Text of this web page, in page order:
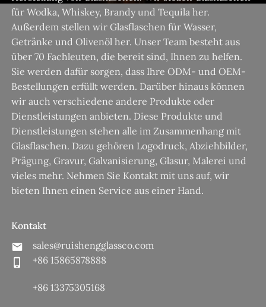
für Wodka, Whiskey, Brandy und Tequila her.
Außerdem stellen wir Glasflaschen für Wasser,
Getränke und Olivenöl her. Unser Team besteht aus
über 70 Fachleuten, die bereit sind, Ihnen zu helfen.
Sie werden dafür sorgen, dass Ihre ODM- und OEM-
Bestellungen erfüllt werden. Darüber hinaus können
wir auch verschiedene andere Produkte oder
Dienstleistungen anbieten. Diese Produkte und
Dienstleistungen stehen alle im Zusammenhang mit
Glasflaschen. Dazu gehören Logodruck, Abziehbilder,
Prägung, Gravur, Galvanisierung, Glasur, Malerei und
vieles mehr. Nehmen Sie Kontakt mit uns auf, wir
bieten Ihnen einen Service aus einer Hand.
Kontakt
sales@ruishengglassco.com
+86 15865878888
+86 13375305168